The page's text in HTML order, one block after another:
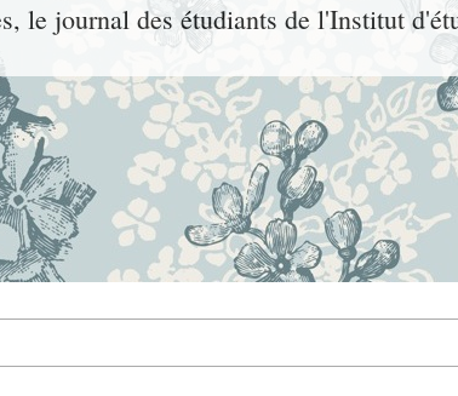
le journal des étudiants de l'Institut